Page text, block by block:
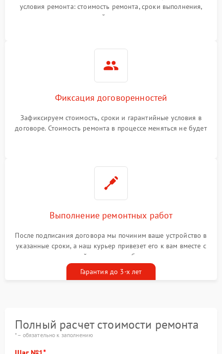
условия ремонта: стоимость ремонта, сроки выполнения,
гарантийные условия
Фиксация договоренностей
Зафиксируем стоимость, сроки и гарантийные условия в
договоре. Стоимость ремонта в процессе меняться не будет
Выполнение ремонтных работ
После подписания договора мы починим ваше устройство в
указанные сроки, а наш курьер привезет его к вам вместе с
гарантийным талоном бесплатно
Гарантия до 3-х лет
Полный расчет стоимости ремонта
* – обязательно к заполнению